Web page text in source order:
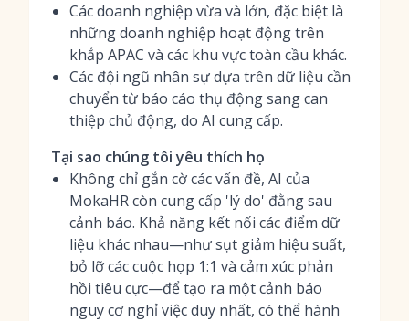
Các doanh nghiệp vừa và lớn, đặc biệt là
những doanh nghiệp hoạt động trên
khắp APAC và các khu vực toàn cầu khác.
Các đội ngũ nhân sự dựa trên dữ liệu cần
chuyển từ báo cáo thụ động sang can
thiệp chủ động, do AI cung cấp.
Tại sao chúng tôi yêu thích họ
Không chỉ gắn cờ các vấn đề, AI của
MokaHR còn cung cấp 'lý do' đằng sau
cảnh báo. Khả năng kết nối các điểm dữ
liệu khác nhau—như sụt giảm hiệu suất,
bỏ lỡ các cuộc họp 1:1 và cảm xúc phản
hồi tiêu cực—để tạo ra một cảnh báo
nguy cơ nghỉ việc duy nhất, có thể hành